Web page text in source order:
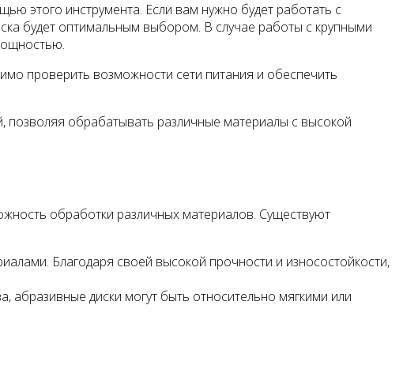
этого инструмента. Если вам нужно будет работать с
будет оптимальным выбором. В случае работы с крупными
проверить возможности сети питания и обеспечить
обрабатывать различные материалы с высокой
обработки различных материалов. Существуют
Благодаря своей высокой прочности и износостойкости,
абразивные диски могут быть относительно мягкими или